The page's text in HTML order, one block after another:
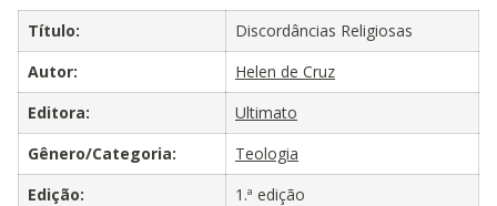
Título:
Discordâncias Religiosas
Autor:
Helen de Cruz
Editora:
Ultimato
Gênero/Categoria:
Teologia
Edição:
1.ª edição